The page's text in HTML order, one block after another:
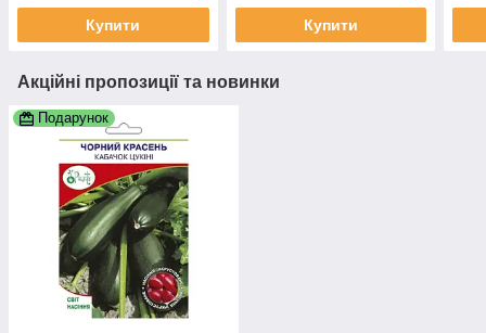
Купити Купити
Акційні пропозиції та новинки
Подарунок